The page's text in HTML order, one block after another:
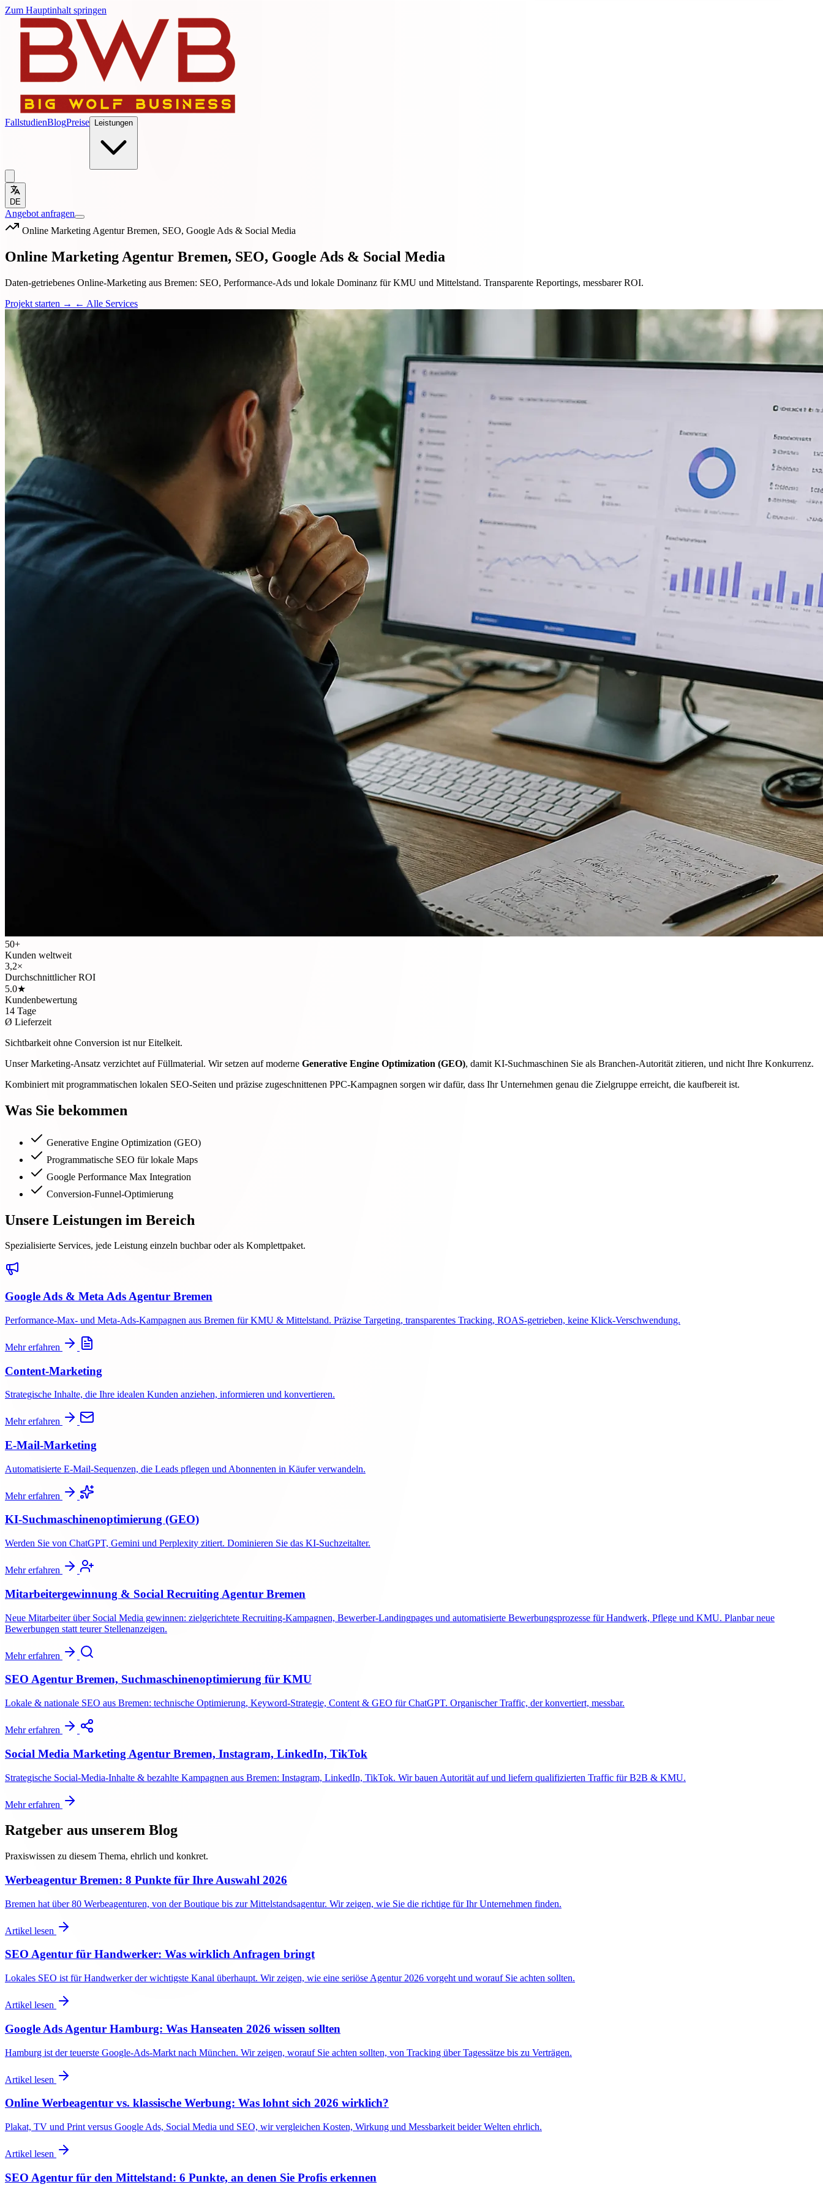
Zum Hauptinhalt springen
FallstudienBlogPreise Leistungen
DE
Angebot anfragen
Online Marketing Agentur Bremen, SEO, Google Ads & Social Media
Online Marketing Agentur Bremen, SEO, Google Ads & Social Media
Daten-getriebenes Online-Marketing aus Bremen: SEO, Performance-Ads und lokale Dominanz für KMU und Mittelstand. Transparente Reportings, messbarer ROI.
Projekt starten → ← Alle Services
50+
Kunden weltweit
3,2×
Durchschnittlicher ROI
5.0★
Kundenbewertung
14 Tage
Ø Lieferzeit
Sichtbarkeit ohne Conversion ist nur Eitelkeit.
Unser Marketing-Ansatz verzichtet auf Füllmaterial. Wir setzen auf moderne Generative Engine Optimization (GEO), damit KI-Suchmaschinen Sie als Branchen-Autorität zitieren, und nicht Ihre Konkurrenz.
Kombiniert mit programmatischen lokalen SEO-Seiten und präzise zugeschnittenen PPC-Kampagnen sorgen wir dafür, dass Ihr Unternehmen genau die Zielgruppe erreicht, die kaufbereit ist.
Was Sie bekommen
Generative Engine Optimization (GEO)
Programmatische SEO für lokale Maps
Google Performance Max Integration
Conversion-Funnel-Optimierung
Unsere Leistungen im Bereich
Spezialisierte Services, jede Leistung einzeln buchbar oder als Komplettpaket.
Google Ads & Meta Ads Agentur Bremen
Performance-Max- und Meta-Ads-Kampagnen aus Bremen für KMU & Mittelstand. Präzise Targeting, transparentes Tracking, ROAS-getrieben, keine Klick-Verschwendung.
Mehr erfahren
Content-Marketing
Strategische Inhalte, die Ihre idealen Kunden anziehen, informieren und konvertieren.
Mehr erfahren
E-Mail-Marketing
Automatisierte E-Mail-Sequenzen, die Leads pflegen und Abonnenten in Käufer verwandeln.
Mehr erfahren
KI-Suchmaschinenoptimierung (GEO)
Werden Sie von ChatGPT, Gemini und Perplexity zitiert. Dominieren Sie das KI-Suchzeitalter.
Mehr erfahren
Mitarbeitergewinnung & Social Recruiting Agentur Bremen
Neue Mitarbeiter über Social Media gewinnen: zielgerichtete Recruiting-Kampagnen, Bewerber-Landingpages und automatisierte Bewerbungsprozesse für Handwerk, Pflege und KMU. Planbar neue
Bewerbungen statt teurer Stellenanzeigen.
Mehr erfahren
SEO Agentur Bremen, Suchmaschinenoptimierung für KMU
Lokale & nationale SEO aus Bremen: technische Optimierung, Keyword-Strategie, Content & GEO für ChatGPT. Organischer Traffic, der konvertiert, messbar.
Mehr erfahren
Social Media Marketing Agentur Bremen, Instagram, LinkedIn, TikTok
Strategische Social-Media-Inhalte & bezahlte Kampagnen aus Bremen: Instagram, LinkedIn, TikTok. Wir bauen Autorität auf und liefern qualifizierten Traffic für B2B & KMU.
Mehr erfahren
Ratgeber aus unserem Blog
Praxiswissen zu diesem Thema, ehrlich und konkret.
Werbeagentur Bremen: 8 Punkte für Ihre Auswahl 2026
Bremen hat über 80 Werbeagenturen, von der Boutique bis zur Mittelstandsagentur. Wir zeigen, wie Sie die richtige für Ihr Unternehmen finden.
Artikel lesen
SEO Agentur für Handwerker: Was wirklich Anfragen bringt
Lokales SEO ist für Handwerker der wichtigste Kanal überhaupt. Wir zeigen, wie eine seriöse Agentur 2026 vorgeht und worauf Sie achten sollten.
Artikel lesen
Google Ads Agentur Hamburg: Was Hanseaten 2026 wissen sollten
Hamburg ist der teuerste Google-Ads-Markt nach München. Wir zeigen, worauf Sie achten sollten, von Tracking über Tagessätze bis zu Verträgen.
Artikel lesen
Online Werbeagentur vs. klassische Werbung: Was lohnt sich 2026 wirklich?
Plakat, TV und Print versus Google Ads, Social Media und SEO, wir vergleichen Kosten, Wirkung und Messbarkeit beider Welten ehrlich.
Artikel lesen
SEO Agentur für den Mittelstand: 6 Punkte, an denen Sie Profis erkennen